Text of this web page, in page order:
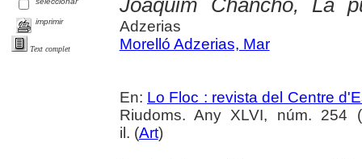
imprimir
Text complet
Joaquim Chancho, La
Adzerias
Morelló Adzerias, Mar
En: Lo Floc : revista del Centre
Riudoms. Any XLVI, núm. 254
il. (Art)